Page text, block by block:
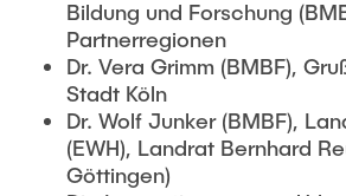
Bildung und Forschung
Partnerregionen
Dr. Vera Grimm (BMBF),
Stadt Köln
Dr. Wolf Junker (BMBF),
(EWH), Landrat Bernhard
Göttingen)